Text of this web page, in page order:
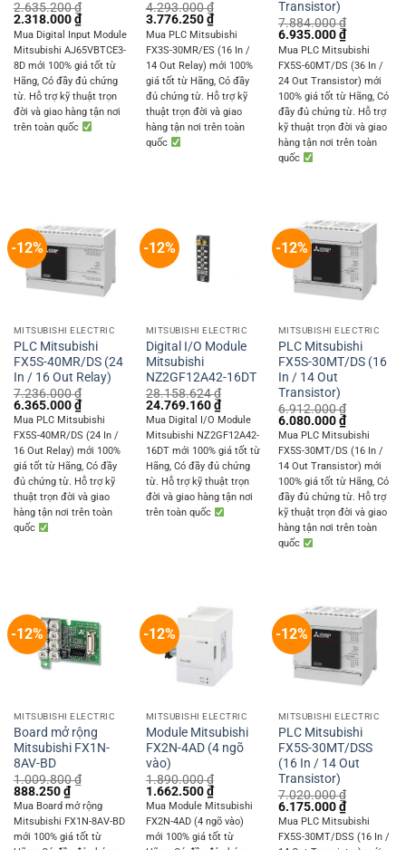
2.635.200₫
Original
price
was:
2.635.200 ₫.
2.318.000₫Current
price
is:
2.318.000 ₫.
Mua Digital Input Module
Mitsubishi AJ65VBTCE3-
8D mới 100% giá tốt từ
Hãng, Có đầy đủ chứng
từ. Hỗ trợ kỹ thuật trọn
đời và giao hàng tận nơi
trên toàn quốc
4.293.000₫
Original
price
was:
4.293.000 ₫.
3.776.250₫Current
price
is:
3.776.250 ₫.
Mua PLC Mitsubishi
FX3S-30MR/ES (16 In /
14 Out Relay) mới 100%
giá tốt từ Hãng, Có đầy
đủ chứng từ. Hỗ trợ kỹ
thuật trọn đời và giao
hàng tận nơi trên toàn
quốc
Transistor)
7.884.000₫
Original
price
was:
7.884.000 ₫.
6.935.000₫Current
price
is:
6.935.000
Mua PLC Mitsubishi
FX5S-60MT/DS (36 In /
24 Out Transistor) mới
100% giá tốt từ Hãng, Có
đầy đủ chứng từ. Hỗ trợ
kỹ thuật trọn đời và giao
hàng tận nơi trên toàn
quốc
-12%
MITSUBISHI ELECTRIC
PLC Mitsubishi
FX5S-40MR/DS (24
In / 16 Out Relay)
7.236.000₫
Original
price
was:
7.236.000 ₫.
6.365.000₫Current
price
is:
6.365.000 ₫.
Mua PLC Mitsubishi
FX5S-40MR/DS (24 In /
16 Out Relay) mới 100%
giá tốt từ Hãng, Có đầy
đủ chứng từ. Hỗ trợ kỹ
thuật trọn đời và giao
hàng tận nơi trên toàn
quốc
-12%
MITSUBISHI ELECTRIC
Digital I/O Module
Mitsubishi
NZ2GF12A42-16DT
28.158.624₫
Original
price
was:
28.158.624 ₫.
24.769.160₫Current
price
is:
24.769.160 ₫.
Mua Digital I/O Module
Mitsubishi NZ2GF12A42-
16DT mới 100% giá tốt từ
Hãng, Có đầy đủ chứng
từ. Hỗ trợ kỹ thuật trọn
đời và giao hàng tận nơi
trên toàn quốc
-12%
MITSUBISHI ELECTRIC
PLC Mitsubishi
FX5S-30MT/DS (16
In / 14 Out
Transistor)
6.912.000₫
Original
price
was:
6.912.000 ₫.
6.080.000₫Current
price
is:
6.080.000
Mua PLC Mitsubishi
FX5S-30MT/DS (16 In /
14 Out Transistor) mới
100% giá tốt từ Hãng, Có
đầy đủ chứng từ. Hỗ trợ
kỹ thuật trọn đời và giao
hàng tận nơi trên toàn
quốc
-12%
MITSUBISHI ELECTRIC
Board mở rộng
Mitsubishi FX1N-
8AV-BD
1.009.800₫
Original
price
was:
1.009.800 ₫.
888.250₫Current
price
is:
888.250 ₫.
Mua Board mở rộng
Mitsubishi FX1N-8AV-BD
mới 100% giá tốt từ
-12%
MITSUBISHI ELECTRIC
Module Mitsubishi
FX2N-4AD (4 ngõ
vào)
1.890.000₫
Original
price
was:
1.890.000 ₫.
1.662.500₫Current
price
is:
1.662.500 ₫.
Mua Module Mitsubishi
FX2N-4AD (4 ngõ vào)
mới 100% giá tốt từ
-12%
MITSUBISHI ELECTRIC
PLC Mitsubishi
FX5S-30MT/DSS
(16 In / 14 Out
Transistor)
7.020.000₫
Original
price
was:
7.020.000 ₫.
6.175.000₫Current
price
is:
6.175.000
Mua PLC Mitsubishi
FX5S-30MT/DSS (16 In /